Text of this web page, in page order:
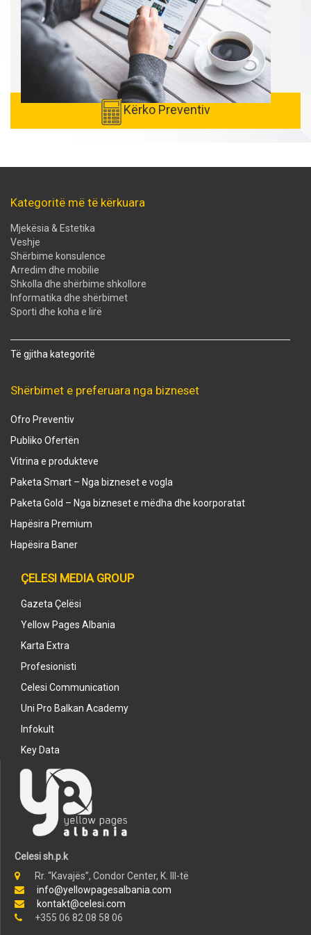
Kërko Preventiv
Kategoritë më të kërkuara
Mjekësia & Estetika
Veshje
Shërbime konsulence
Arredim dhe mobilie
Shkolla dhe shërbime shkollore
Informatika dhe shërbimet
Sporti dhe koha e lirë
Të gjitha kategoritë
Shërbimet e preferuara nga bizneset
Ofro Preventiv
Publiko Ofertën
Vitrina e produkteve
Paketa Smart – Nga bizneset e vogla
Paketa Gold – Nga bizneset e mëdha dhe koorporatat
Hapësira Premium
Hapësira Baner
ÇELESI MEDIA GROUP
Gazeta Çelësi
Yellow Pages Albania
Karta Extra
Profesionisti
Celesi Communication
Uni Pro Balkan Academy
Infokult
Key Data
Celesi sh.p.k
Rr. “Kavajës”, Condor Center, K. III-të
info@yellowpagesalbania.com
kontakt@celesi.com
+355 06 82 08 58 06